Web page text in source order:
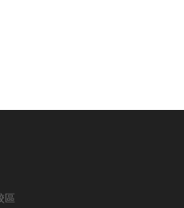
區